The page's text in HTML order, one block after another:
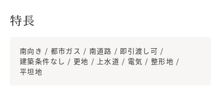
特長
南向き 都市ガス 南道路
即引渡し可
建築条件なし
更地 上水道 電気
整形地
平坦地